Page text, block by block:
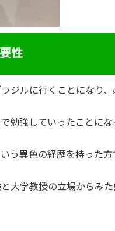
性
ジルに行くことになり
勉強していったことにな
う異色の経歴を持った方
大学教授の立場からみ